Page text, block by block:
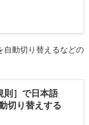
自動切り替えるなどの
則］で日本語
切り替えする